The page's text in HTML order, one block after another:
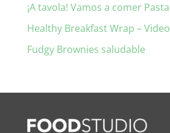
¡A tavola! Vamos a comer Pasta
Healthy Breakfast Wrap – Video
Fudgy Brownies saludable